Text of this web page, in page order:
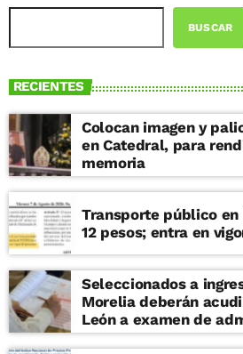
BUSCAR
RECIENTES
Colocan imagen y
en Catedral, para
memoria
Transporte público en
12 pesos; entra en
Seleccionados a
Morelia deberán
León a examen de